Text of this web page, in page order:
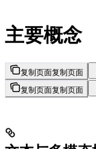
主要概念
复制页面复制页面
复制页面复制页面